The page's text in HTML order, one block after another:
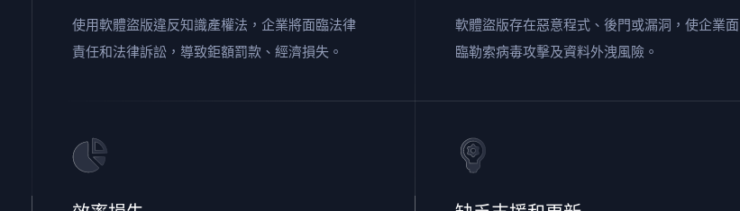
使用軟體盜版違反知識產權法，企業將面臨法律
責任和法律訴訟，導致鉅額罰款、經濟損失。
軟體盜版存在惡意程式、後門或漏洞，使企業面
臨勒索病毒攻擊及資料外洩風險。